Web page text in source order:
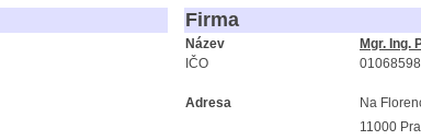
Firma
Název
Mgr. Ing.
IČO
01068598
Adresa
Na
11000